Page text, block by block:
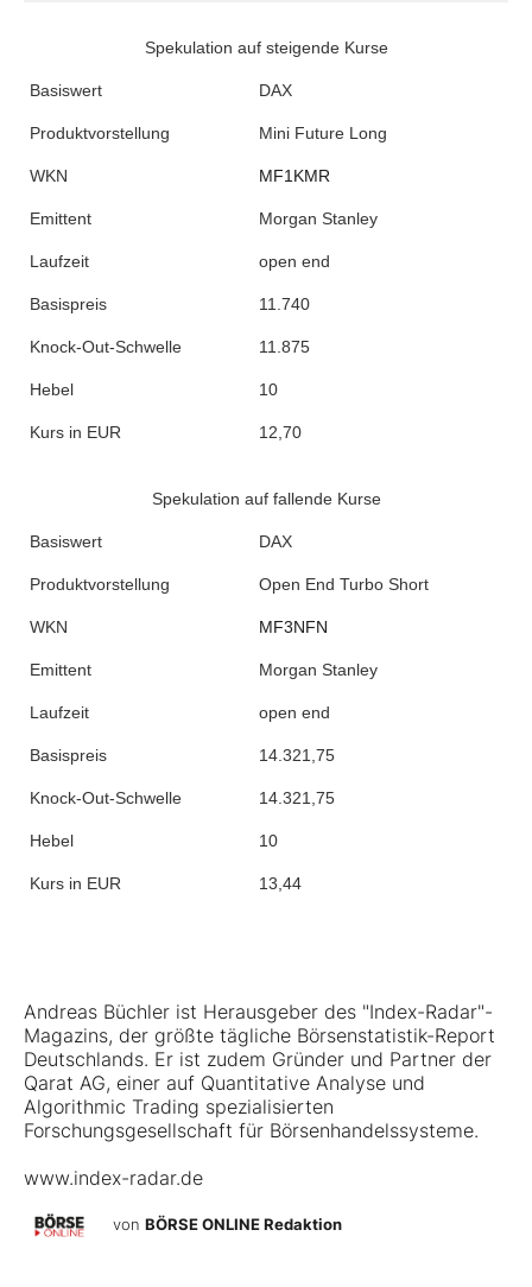
Spekulation auf steigende Kurse
Basiswert DAX
Produktvorstellung Mini Future Long
WKN MF1KMR
Emittent Morgan Stanley
Laufzeit open end
Basispreis 11.740
Knock-Out-Schwelle 11.875
Hebel 10
Kurs in EUR 12,70
Spekulation auf fallende Kurse
Basiswert DAX
Produktvorstellung Open End Turbo Short
WKN MF3NFN
Emittent Morgan Stanley
Laufzeit open end
Basispreis 14.321,75
Knock-Out-Schwelle 14.321,75
Hebel 10
Kurs in EUR 13,44
Andreas Büchler ist Herausgeber des "Index-Radar"-
Magazins, der größte tägliche Börsenstatistik-Report
Deutschlands. Er ist zudem Gründer und Partner der
Qarat AG, einer auf Quantitative Analyse und
Algorithmic Trading spezialisierten
Forschungsgesellschaft für Börsenhandelssysteme.
www.index-radar.de
von BÖRSE ONLINE Redaktion